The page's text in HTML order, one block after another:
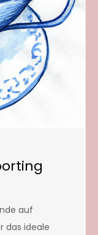
auf
das ideale